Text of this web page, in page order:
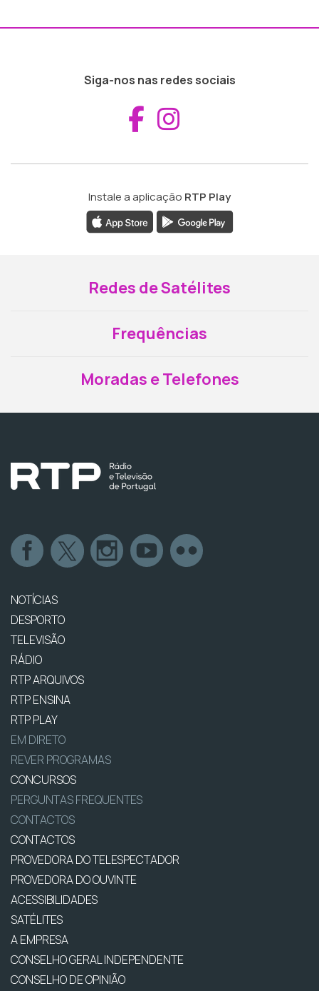
Siga-nos nas redes sociais
Aceder ao
Instale a aplicação RTP Play
Redes de Satélites
Frequências
Moradas e Telefones
NOTÍCIAS
DESPORTO
TELEVISÃO
RÁDIO
RTP ARQUIVOS
RTP ENSINA
RTP PLAY
EM DIRETO
REVER PROGRAMAS
CONCURSOS
PERGUNTAS FREQUENTES
CONTACTOS
CONTACTOS
PROVEDORA DO TELESPECTADOR
PROVEDORA DO OUVINTE
ACESSIBILIDADES
SATÉLITES
A EMPRESA
CONSELHO GERAL INDEPENDENTE
CONSELHO DE OPINIÃO